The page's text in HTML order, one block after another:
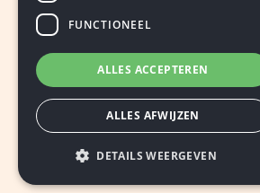
FUNCTIONEEL
ALLES ACCEPTEREN
ALLES AFWIJZEN
DETAILS WEERGEVEN